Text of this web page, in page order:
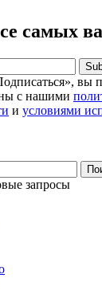
самых
вы
с нашими
и условиями
запросы